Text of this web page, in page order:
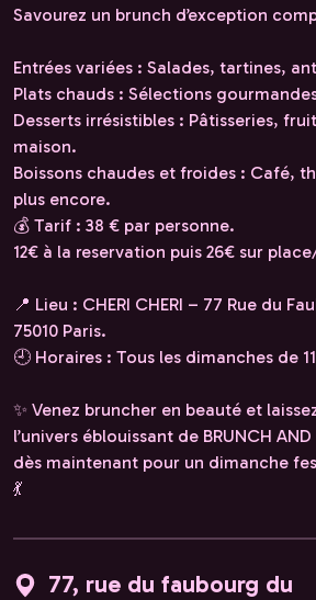
Savourez un brunch d’exception
Entrées variées : Salades, tartines,
Plats chauds : Sélections
Desserts irrésistibles : Pâtisseries,
maison.
Boissons chaudes et froides : Café,
plus encore.
💰 Tarif : 38 € par personne.
12€ à la reservation puis 26€ sur
📍 Lieu : CHERI CHERI – 77 Rue du
75010 Paris.
🕘 Horaires : Tous les dimanches de
✨ Venez bruncher en beauté et
l’univers éblouissant de BRUNCH AND
dès maintenant pour un dimanche
💃
77, rue du faubourg du